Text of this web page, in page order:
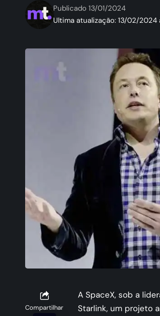
Ultima atualização: 13/02/2024
Publicado 13/01/2024
Compartilhar
A SpaceX, sob a
Starlink, um projeto